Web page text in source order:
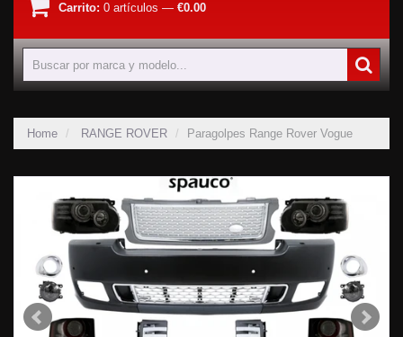
Carrito: 0 artículos — €0.00
Home RANGE ROVER Paragolpes Range Rover Vogue